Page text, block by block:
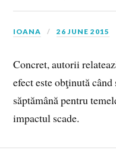
IOANA 26 JUNE 2015
Concret, autorii
efect este obţinută
săptămână pentru
impactul scade.